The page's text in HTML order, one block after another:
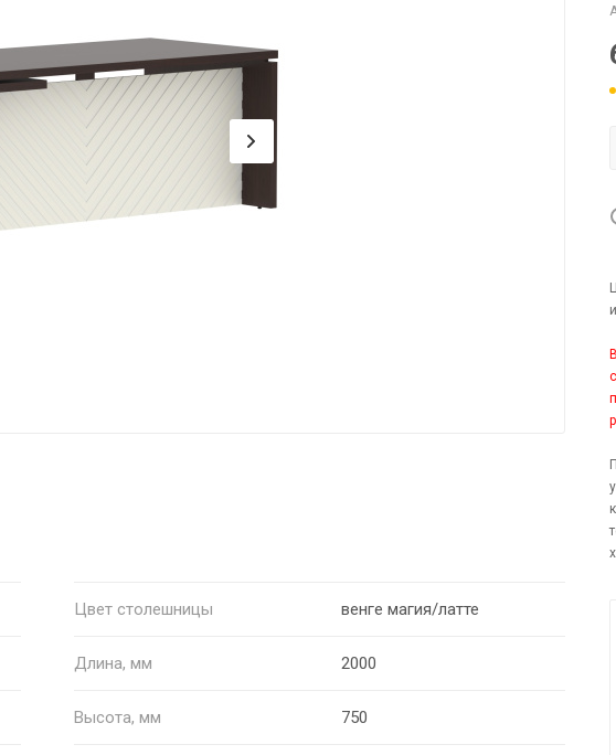
Цвет столешницы венге магия/латте
Длина, мм 2000
Высота, мм 750